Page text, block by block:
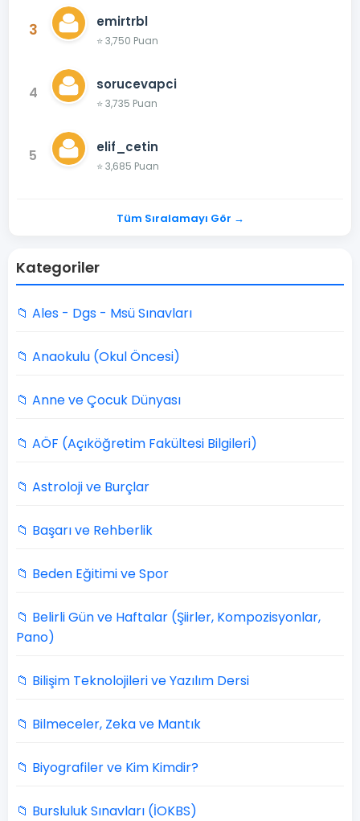
3 emirtrbl
⭐ 3,750 Puan
4 sorucevapci
⭐ 3,735 Puan
5 elif_cetin
⭐ 3,685 Puan
Tüm Sıralamayı Gör →
Kategoriler
📁 Ales - Dgs - Msü Sınavları
📁 Anaokulu (Okul Öncesi)
📁 Anne ve Çocuk Dünyası
📁 AÖF (Açıköğretim Fakültesi Bilgileri)
📁 Astroloji ve Burçlar
📁 Başarı ve Rehberlik
📁 Beden Eğitimi ve Spor
📁 Belirli Gün ve Haftalar (Şiirler, Kompozisyonlar,
Pano)
📁 Bilişim Teknolojileri ve Yazılım Dersi
📁 Bilmeceler, Zeka ve Mantık
📁 Biyografiler ve Kim Kimdir?
📁 Bursluluk Sınavları (İOKBS)